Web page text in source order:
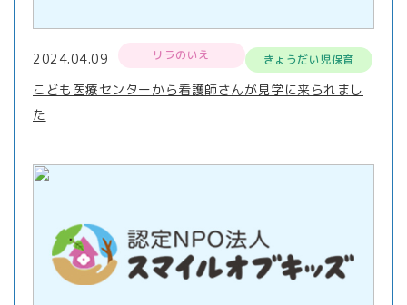
2024.04.09 リラのいえ きょうだい児保育
こども医療センターから看護師さんが見学に来られまし
た